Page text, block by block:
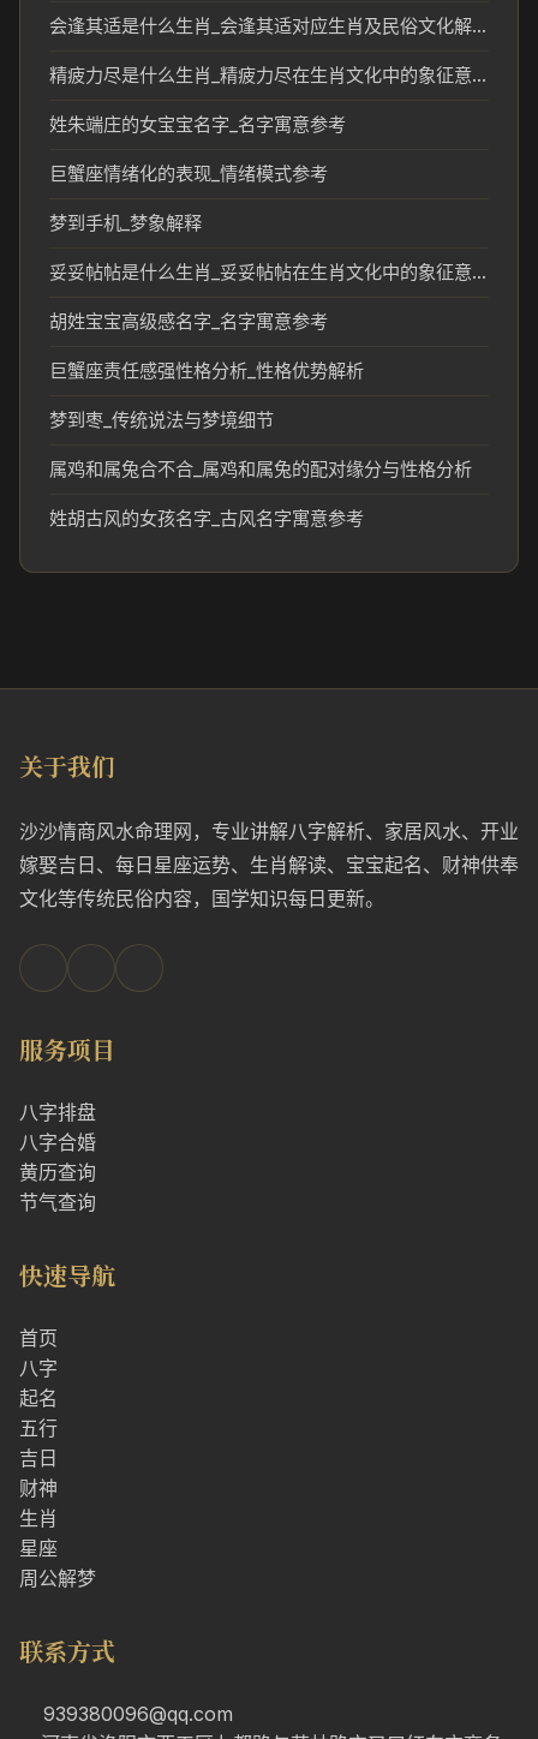
会逢其适是什么生肖_会逢其适对应生肖及民俗文化解读
精疲力尽是什么生肖_精疲力尽在生肖文化中的象征意义
姓朱端庄的女宝宝名字_名字寓意参考
巨蟹座情绪化的表现_情绪模式参考
梦到手机_梦象解释
妥妥帖帖是什么生肖_妥妥帖帖在生肖文化中的象征意义
胡姓宝宝高级感名字_名字寓意参考
巨蟹座责任感强性格分析_性格优势解析
梦到枣_传统说法与梦境细节
属鸡和属兔合不合_属鸡和属兔的配对缘分与性格分析
姓胡古风的女孩名字_古风名字寓意参考
关于我们
沙沙情商风水命理网，专业讲解八字解析、家居风水、开业
嫁娶吉日、每日星座运势、生肖解读、宝宝起名、财神供奉
文化等传统民俗内容，国学知识每日更新。
服务项目
八字排盘
八字合婚
黄历查询
节气查询
快速导航
首页
八字
起名
五行
吉日
财神
生肖
星座
周公解梦
联系方式
939380096@qq.com